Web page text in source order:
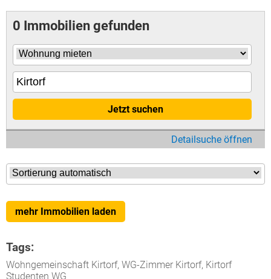
0 Immobilien gefunden
Jetzt suchen
Detailsuche öffnen
mehr Immobilien laden
Tags:
Wohngemeinschaft Kirtorf, WG-Zimmer Kirtorf, Kirtorf
Studenten WG